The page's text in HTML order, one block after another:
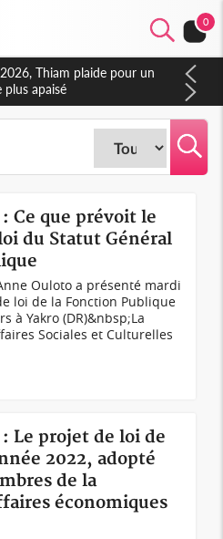
0
2026, les convocations
samedi
Ce que prévoit le
du Statut Général
Ouloto a présenté mardi
loi de la Fonction Publique
à Yakro (DR)&nbsp;La
Sociales et Culturelles
Le projet de loi de
2022, adopté
de la
économiques